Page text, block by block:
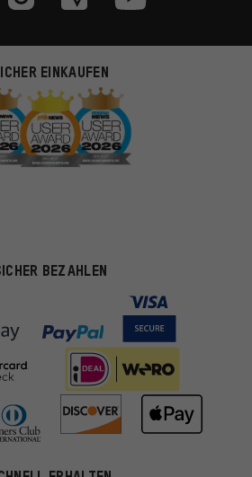
EINKAUFEN
BEZAHLEN